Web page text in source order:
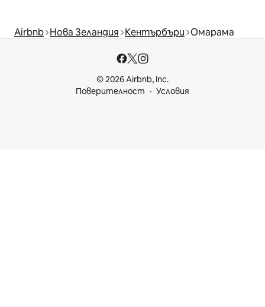
Airbnb Нова Зеландия Кентърбъри Омарама
© 2026 Airbnb, Inc.
Поверителност
Условия